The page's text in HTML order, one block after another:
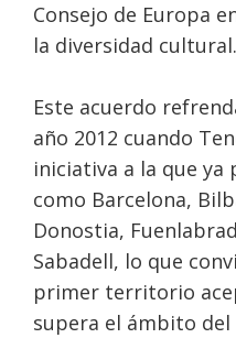
Consejo de Europa
la diversidad cultural.
Este acuerdo
año 2012 cuando
iniciativa a la que ya
como Barcelona,
Donostia,
Sabadell, lo que
primer territorio
supera el ámbito